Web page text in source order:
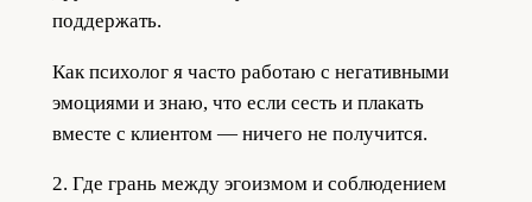
поддержать.
Как психолог я часто работаю с негативными
эмоциями и знаю, что если сесть и плакать
вместе с клиентом — ничего не получится.
2. Где грань между эгоизмом и соблюдением